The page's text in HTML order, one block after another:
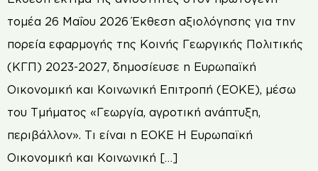
τομέα 26 Μαΐου 2026 Έκθεση αξιολόγησης για την
πορεία εφαρμογής της Κοινής Γεωργικής Πολιτικής
(ΚΓΠ) 2023-2027, δημοσίευσε η Ευρωπαϊκή
Οικονομική και Κοινωνική Επιτροπή (ΕΟΚΕ), μέσω
του Τμήματος «Γεωργία, αγροτική ανάπτυξη,
περιβάλλον». Τι είναι η ΕΟΚΕ Η Ευρωπαϊκή
Οικονομική και Κοινωνική […]